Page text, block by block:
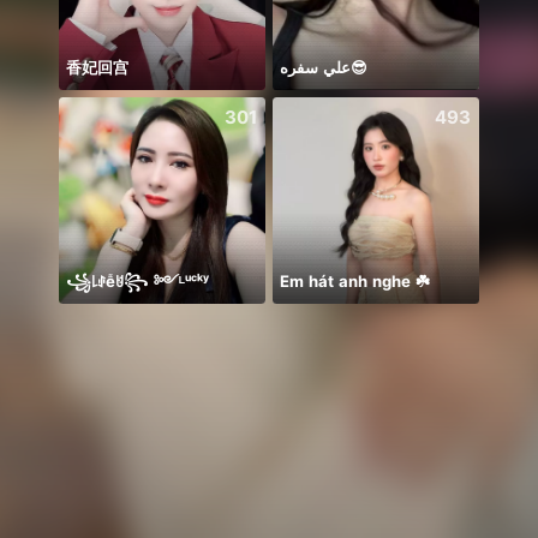
香妃回宫 علي سفره😎
301
꧁꒒ꂑễꐇ꧂ ༻ᴸᵘᶜᵏʸ
493
Em hát anh nghe ☘️